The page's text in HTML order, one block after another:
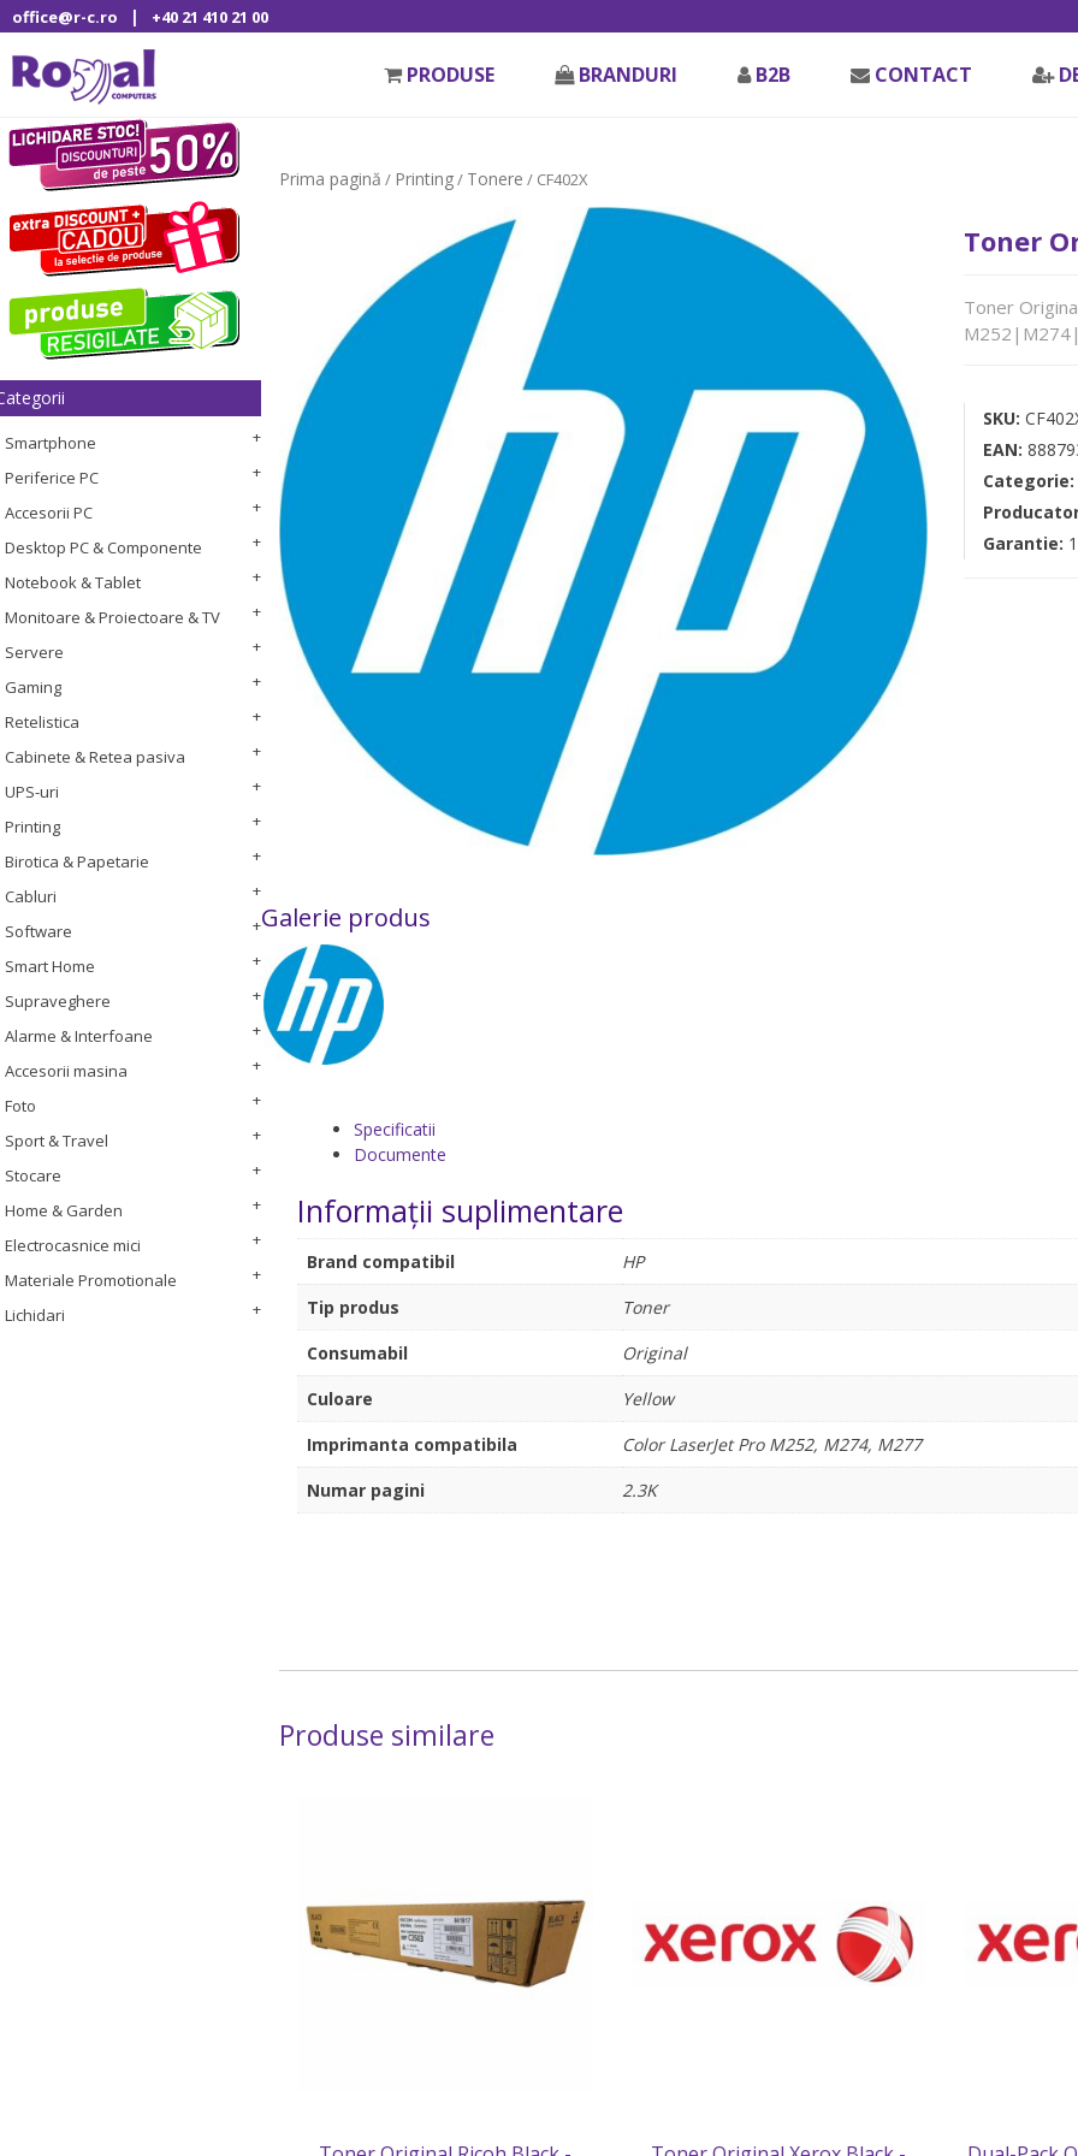
office@r-c.ro | +40 21 410 21 00
PRODUSE BRANDURI B2B CONTACT
Smartphone
Periferice PC
Accesorii PC
Desktop PC & Componente
Notebook & Tablet
Monitoare & Proiectoare & TV
Servere
Gaming
Retelistica
Cabinete & Retea pasiva
UPS-uri
Printing
Birotica & Papetarie
Cabluri
Software
Smart Home
Supraveghere
Alarme & Interfoane
Accesorii masina
Foto
Sport & Travel
Stocare
Home & Garden
Electrocasnice mici
Materiale Promotionale
Lichidari
Prima pagină / Printing/ Tonere / CF402X
Toner
Toner
SKU:
EAN:
Categorie:
Garantie:
Galerie produs
Specificatii
Documente
Informații suplimentare
Brand compatibil
HP
Tip produs
Toner
Consumabil
Original
Culoare
Yellow
Imprimanta compatibila
Color LaserJet Pro M252, M274, M277
Numar pagini
2.3K
Produse similare